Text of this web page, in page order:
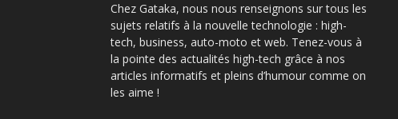
Chez Gataka, nous nous renseignons sur tous les
sujets relatifs à la nouvelle technologie : high-
tech, business, auto-moto et web. Tenez-vous à
la pointe des actualités high-tech grâce à nos
articles informatifs et pleins d’humour comme on
les aime !